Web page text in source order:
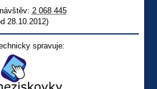
2 068 445
28.10.2012)
spravuje: